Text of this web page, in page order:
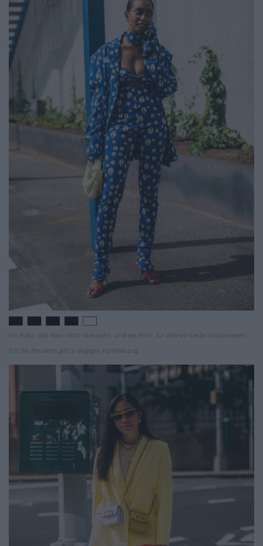
Ein Blau, das man nicht übersieht, und ein Print, für den wir Lieder komponieren.
Für die Passform gibt’s dagegen Punktabzug.